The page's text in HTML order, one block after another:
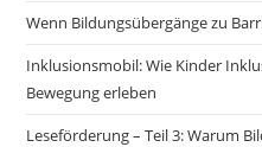
new
new
new
Wenn Bildungsübergänge zu
Inklusionsmobil: Wie Kinder
Bewegung erleben
Leseförderung – Teil 3: Warum